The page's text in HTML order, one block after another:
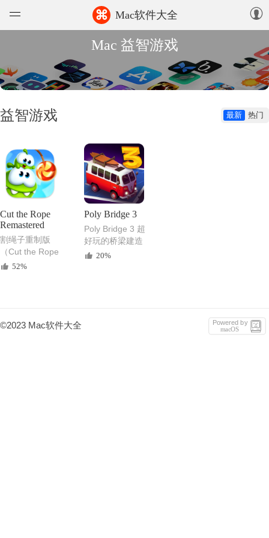
⌘ Mac软件大全
游戏
论坛
上传
Mac 益智游戏
益智游戏 最新 热门
Cut the Rope
Remastered
割绳子重制版
（Cut the Rope
Remastered）益
52%
Poly Bridge 3
Poly Bridge 3 超
好玩的桥梁建造
益智游戏
20%
©2023 Mac软件大全
Powered by
macOS